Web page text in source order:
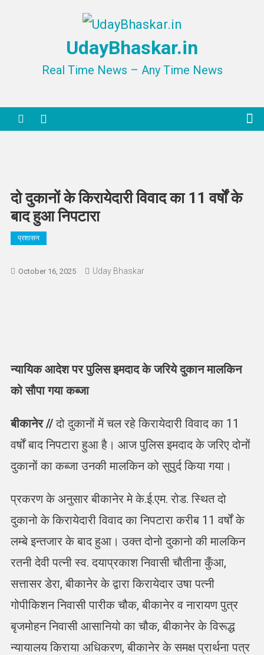
UdayBhaskar.in
Real Time News – Any Time News
दो दुकानों के किरायेदारी विवाद का 11 वर्षों के
बाद हुआ निपटारा
प्रशासन
October 16, 2025 Uday Bhaskar
न्यायिक आदेश पर पुलिस इमदाद के जरिये दुकान मालकिन
को सौपा गया कब्जा
बीकानेर //दो दुकानों में चल रहे किरायेदारी विवाद का 11
वर्षों बाद निपटारा हुआ है। आज पुलिस इमदाद के जरिए दोनों
दुकानों का कब्जा उनकी मालकिन को सुपुर्द किया गया।
प्रकरण के अनुसार बीकानेर मे के.ई.एम. रोड. स्थित दो
दुकानो के किरायेदारी विवाद का निपटारा करीब 11 वर्षों के
लम्बे इन्तजार के बाद हुआ। उक्त दोनो दुकानो की मालकिन
रतनी देवी पत्नी स्व. दयाप्रकाश निवासी चौतीना कुँआ,
सत्तासर डेरा, बीकानेर के द्वारा किरायेदार उषा पत्नी
गोपीकिशन निवासी पारीक चौक, बीकानेर व नारायण पुत्र
बृजमोहन निवासी आसानियो का चौक, बीकानेर के विरूद्ध
न्यायालय किराया अधिकरण, बीकानेर के समक्ष प्रार्थना पत्र